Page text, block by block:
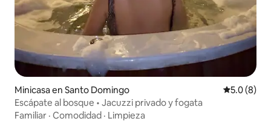
Minicasa en Santo Domingo
5.0 (8)
Escápate al bosque • Jacuzzi privado y fogata
Familiar · Comodidad · Limpieza